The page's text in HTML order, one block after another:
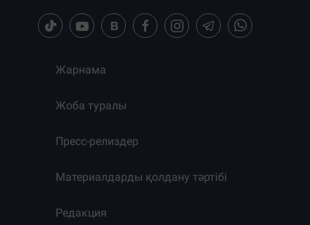
Жарнама
Жоба туралы
Пресс-релиздер
Материалдарды қолдану тәртібі
Редакция